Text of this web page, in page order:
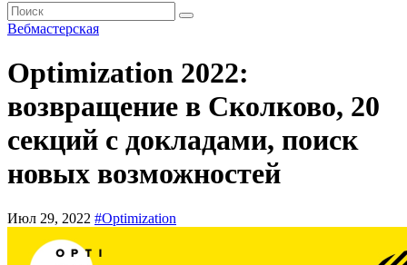
Вебмастерская
Optimization 2022:
возвращение в Сколково, 20
секций с докладами, поиск
новых возможностей
Июл 29, 2022 #Optimization